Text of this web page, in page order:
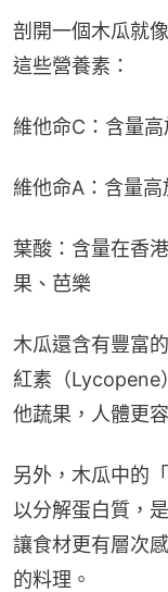
剖開一個木瓜就
這些營養素：
維他命C：含量
維他命A：含量
葉酸：含量在香
果、芭樂
木瓜還含有豐富
紅素（Lycopene
他蔬果，人體更
另外，木瓜中的
以分解蛋白質，
讓食材更有層次
的料理。